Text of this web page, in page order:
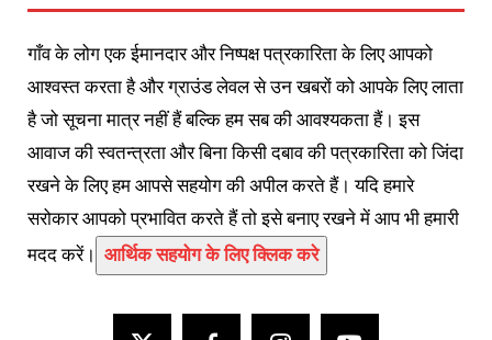
गाँव के लोग एक ईमानदार और निष्पक्ष पत्रकारिता के लिए आपको
आश्वस्त करता है और ग्राउंड लेवल से उन खबरों को आपके लिए लाता
है जो सूचना मात्र नहीं हैं बल्कि हम सब की आवश्यकता हैं। इस
आवाज की स्वतन्त्रता और बिना किसी दबाव की पत्रकारिता को जिंदा
रखने के लिए हम आपसे सहयोग की अपील करते हैं। यदि हमारे
सरोकार आपको प्रभावित करते हैं तो इसे बनाए रखने में आप भी हमारी
मदद करें। आर्थिक सहयोग के लिए क्लिक करे